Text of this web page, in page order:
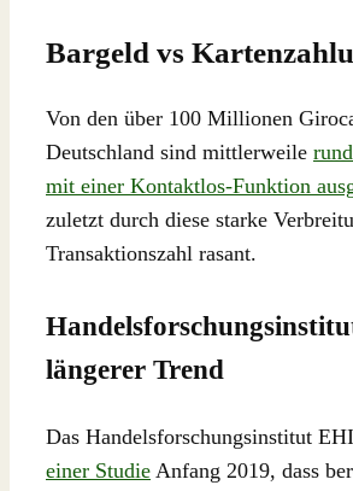
Bargeld vs
Von den über 100 Millionen
Deutschland sind mittlerweile
mit einer Kontaktlos-Funktion
zuletzt durch diese starke
Transaktionszahl rasant.
längerer Trend
Das Handelsforschungsinstitut
einer Studie Anfang 2019, dass